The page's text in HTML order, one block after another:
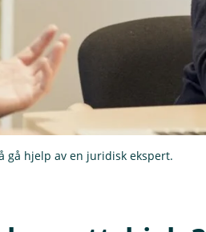
gå hjelp av en juridisk ekspert.